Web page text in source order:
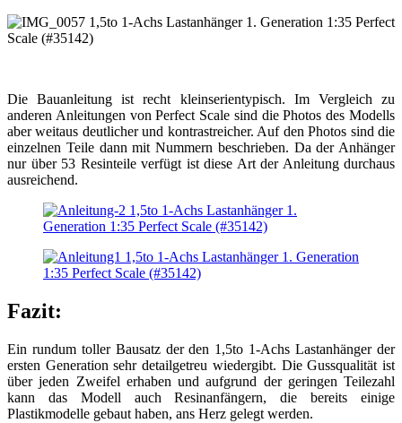
Die Bauanleitung ist recht kleinserientypisch. Im Vergleich zu
anderen Anleitungen von Perfect Scale sind die Photos des Modells
aber weitaus deutlicher und kontrastreicher. Auf den Photos sind die
einzelnen Teile dann mit Nummern beschrieben. Da der Anhänger
nur über 53 Resinteile verfügt ist diese Art der Anleitung durchaus
ausreichend.
Fazit:
Ein rundum toller Bausatz der den 1,5to 1-Achs Lastanhänger der
ersten Generation sehr detailgetreu wiedergibt. Die Gussqualität ist
über jeden Zweifel erhaben und aufgrund der geringen Teilezahl
kann das Modell auch Resinanfängern, die bereits einige
Plastikmodelle gebaut haben, ans Herz gelegt werden.